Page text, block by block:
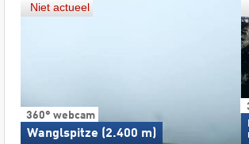
Niet actueel
360° webcam
Wanglspitze (2.400 m)